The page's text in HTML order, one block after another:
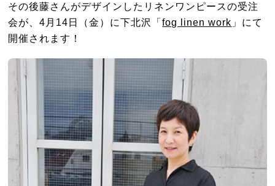
その後藤さんがデザインしたリネンワンピースの受注
会が、4月14日（金）に下北沢「fog linen work 」にて
開催されます！